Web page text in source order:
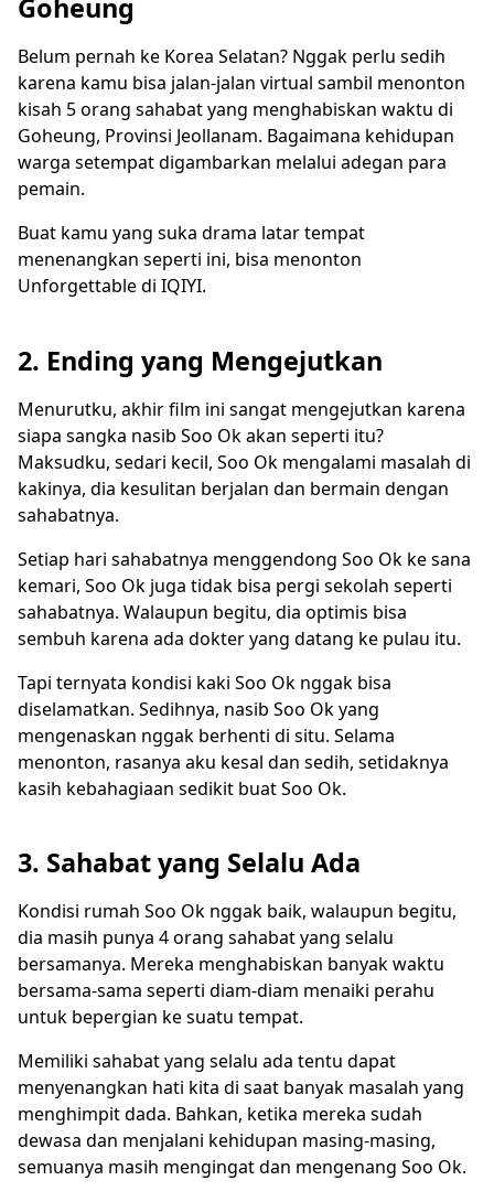
Goheung
Belum pernah ke Korea Selatan? Nggak perlu sedih
karena kamu bisa jalan-jalan virtual sambil menonton
kisah 5 orang sahabat yang menghabiskan waktu di
Goheung, Provinsi Jeollanam. Bagaimana kehidupan
warga setempat digambarkan melalui adegan para
pemain.
Buat kamu yang suka drama latar tempat
menenangkan seperti ini, bisa menonton
Unforgettable di IQIYI.
2. Ending yang Mengejutkan
Menurutku, akhir film ini sangat mengejutkan karena
siapa sangka nasib Soo Ok akan seperti itu?
Maksudku, sedari kecil, Soo Ok mengalami masalah di
kakinya, dia kesulitan berjalan dan bermain dengan
sahabatnya.
Setiap hari sahabatnya menggendong Soo Ok ke sana
kemari, Soo Ok juga tidak bisa pergi sekolah seperti
sahabatnya. Walaupun begitu, dia optimis bisa
sembuh karena ada dokter yang datang ke pulau itu.
Tapi ternyata kondisi kaki Soo Ok nggak bisa
diselamatkan. Sedihnya, nasib Soo Ok yang
mengenaskan nggak berhenti di situ. Selama
menonton, rasanya aku kesal dan sedih, setidaknya
kasih kebahagiaan sedikit buat Soo Ok.
3. Sahabat yang Selalu Ada
Kondisi rumah Soo Ok nggak baik, walaupun begitu,
dia masih punya 4 orang sahabat yang selalu
bersamanya. Mereka menghabiskan banyak waktu
bersama-sama seperti diam-diam menaiki perahu
untuk bepergian ke suatu tempat.
Memiliki sahabat yang selalu ada tentu dapat
menyenangkan hati kita di saat banyak masalah yang
menghimpit dada. Bahkan, ketika mereka sudah
dewasa dan menjalani kehidupan masing-masing,
semuanya masih mengingat dan mengenang Soo Ok.